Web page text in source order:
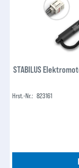
STABILUS
Hrst.-Nr.: 823161